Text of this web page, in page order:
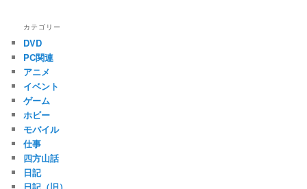
カテゴリー
DVD
PC関連
アニメ
イベント
ゲーム
ホビー
モバイル
仕事
四方山話
日記